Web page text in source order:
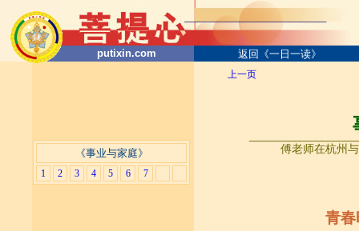
putixin.com 返回《一日一读》
《事业与家庭》
1 2 3 4 5 6 7
上一页
傅老师在杭州
青